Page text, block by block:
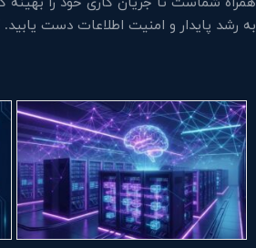
به رشد پایدار و امنیت اطلاعات دست